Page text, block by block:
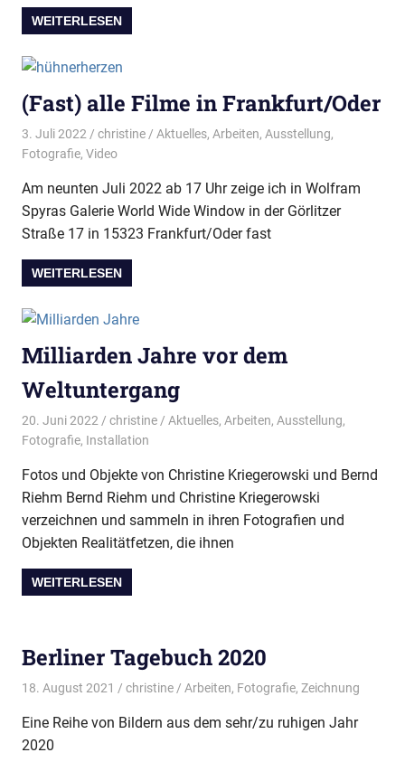
WEITERLESEN
(Fast) alle Filme in Frankfurt/Oder
3. Juli 2022 christine Aktuelles, Arbeiten, Ausstellung,
Fotografie, Video
Am neunten Juli 2022 ab 17 Uhr zeige ich in Wolfram
Spyras Galerie World Wide Window in der Görlitzer
Straße 17 in 15323 Frankfurt/Oder fast
WEITERLESEN
Milliarden Jahre vor dem
Weltuntergang
20. Juni 2022 christine Aktuelles, Arbeiten, Ausstellung,
Fotografie, Installation
Fotos und Objekte von Christine Kriegerowski und Bernd
Riehm Bernd Riehm und Christine Kriegerowski
verzeichnen und sammeln in ihren Fotografien und
Objekten Realitätfetzen, die ihnen
WEITERLESEN
Berliner Tagebuch 2020
18. August 2021 christine Arbeiten, Fotografie, Zeichnung
Eine Reihe von Bildern aus dem sehr/zu ruhigen Jahr
2020